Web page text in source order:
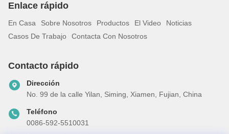
Enlace rápido
En Casa Sobre Nosotros Productos El Video
Noticias
Casos De Trabajo
Contacta Con Nosotros
Contacto rápido
Dirección
No. 99 de la calle Yilan, Siming, Xiamen, Fujian, China
Teléfono
0086-592-5510031